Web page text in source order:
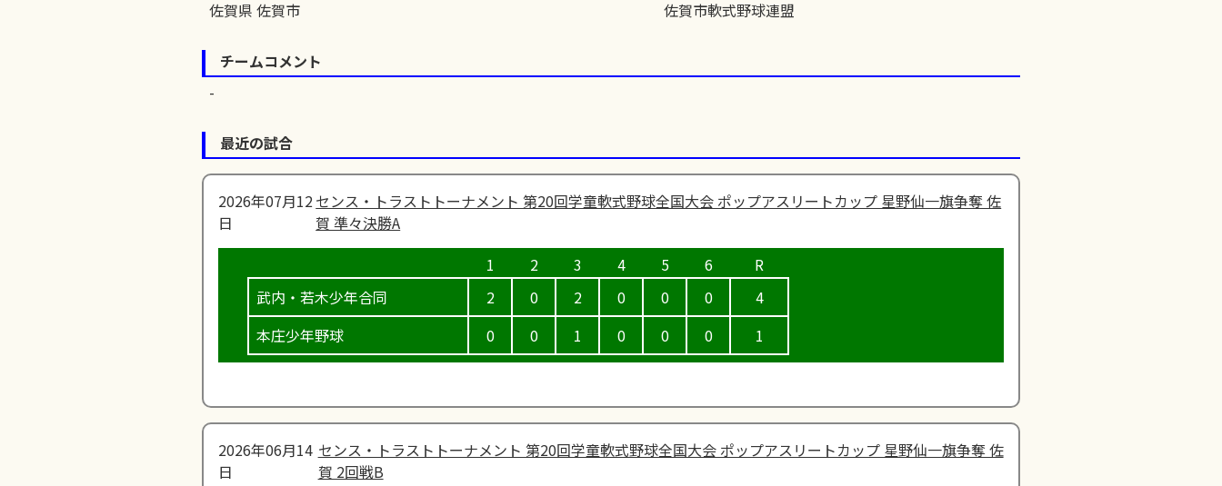
佐賀県 佐賀市
佐賀市軟式野球連盟
チームコメント
最近の試合
2026年07月12
日
センス・トラストトーナメント 第20回学童軟式野球全国大会 ポップアスリートカップ 星野仙一旗争奪 佐
賀 準々決勝A
武内・若木少年合同
本庄少年野球
2
0
0
0
2
1
0
0
0
0
0
0
4
1
2026年06月14
日
センス・トラストトーナメント 第20回学童軟式野球全国大会 ポップアスリートカップ 星野仙一旗争奪 佐
賀 2回戦B